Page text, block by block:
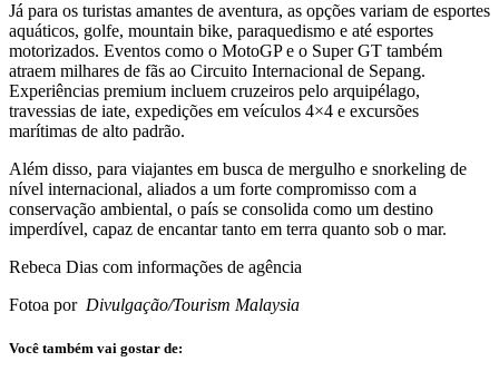
Já para os turistas amantes de aventura, as opções variam de esportes
aquáticos, golfe, mountain bike, paraquedismo e até esportes
motorizados. Eventos como o MotoGP e o Super GT também
atraem milhares de fãs ao Circuito Internacional de Sepang.
Experiências premium incluem cruzeiros pelo arquipélago,
travessias de iate, expedições em veículos 4×4 e excursões
marítimas de alto padrão.
Além disso, para viajantes em busca de mergulho e snorkeling de
nível internacional, aliados a um forte compromisso com a
conservação ambiental, o país se consolida como um destino
imperdível, capaz de encantar tanto em terra quanto sob o mar.
Rebeca Dias com informações de agência
Fotoa por Divulgação/Tourism Malaysia
Você também vai gostar de: